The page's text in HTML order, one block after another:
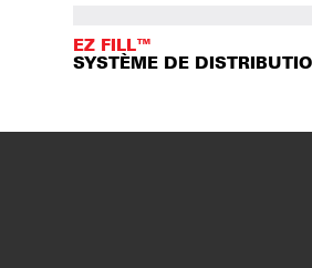
EZ FILL™
SYSTÈME DE